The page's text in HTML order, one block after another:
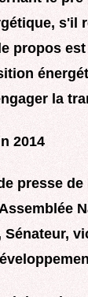
s'il
propos
la
2014
presse
Sénateur,